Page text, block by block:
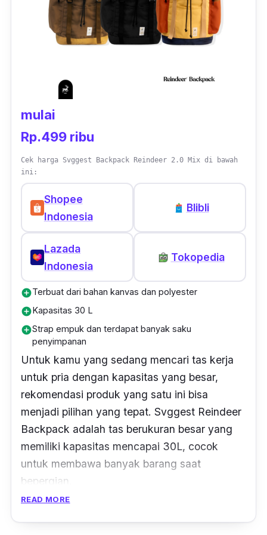
mulai
Rp.499 ribu
Cek harga Svggest Backpack Reindeer 2.0 Mix di bawah
ini:
Shopee
Indonesia
Blibli
Lazada
Indonesia
Tokopedia
add_circleTerbuat dari bahan kanvas dan polyester
add_circleKapasitas 30 L
add_circleStrap empuk dan terdapat banyak saku
penyimpanan
Untuk kamu yang sedang mencari tas kerja
untuk pria dengan kapasitas yang besar,
rekomendasi produk yang satu ini bisa
menjadi pilihan yang tepat. Svggest Reindeer
Backpack adalah tas berukuran besar yang
memiliki kapasitas mencapai 30L, cocok
untuk membawa banyak barang saat
bepergian.
READ MORE